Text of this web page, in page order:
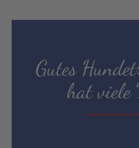
Gutes
hat viele